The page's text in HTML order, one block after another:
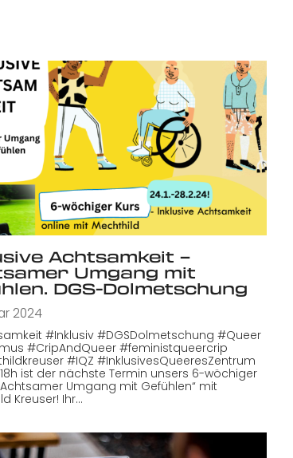
Achtsamkeit –
Umgang mit
DGS-Dolmetschung
2024
#Inklusiv #DGSDolmetschung #Queer
#CripAndQueer #feministqueercrip
#IQZ #InklusivesQueeresZentrum
18h ist der nächste Termin unsers 6-wöchiger
Umgang mit Gefühlen“ mit
Kreuser! Ihr…